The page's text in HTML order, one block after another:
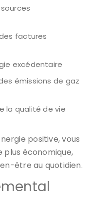
factures
excédentaire
émissions de gaz
la qualité de vie
positive, vous
plus économique,
être au quotidien.